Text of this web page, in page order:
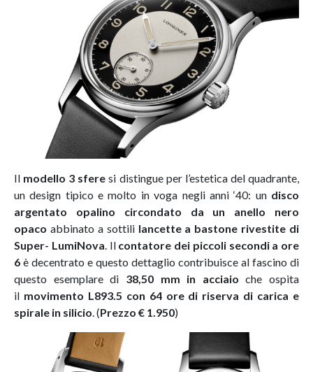
Il modello 3 sfere si distingue per l’estetica del quadrante,
un design tipico e molto in voga negli anni ‘40: un disco
argentato opalino circondato da un anello nero
opaco abbinato a sottili lancette a bastone rivestite di
Super- LumiNova. Il contatore dei piccoli secondi a ore
6 è decentrato e questo dettaglio contribuisce al fascino di
questo esemplare di 38,50 mm in acciaio che ospita
il movimento L893.5 con 64 ore di riserva di carica e
spirale in silicio. (Prezzo € 1.950)